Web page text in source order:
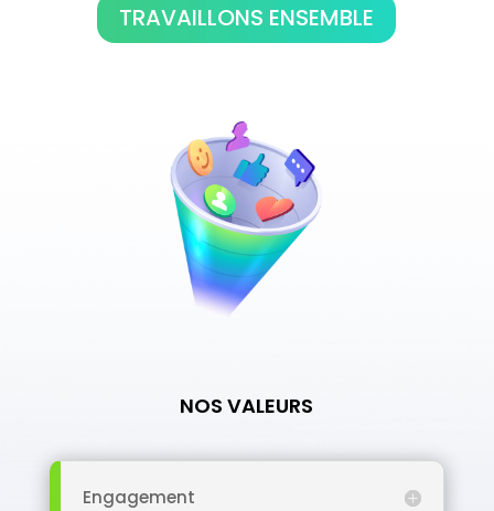
TRAVAILLONS ENSEMBLE
NOS VALEURS
Engagement